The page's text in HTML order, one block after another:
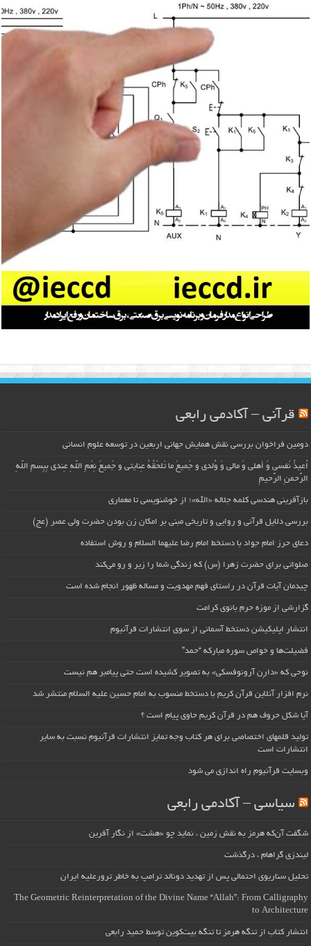
قرآنی – آکادمی رابعی
دومین فراخوان بررسی نقش همایش جهانی اربعین در توسعه علوم انسانی
اُعیذُ نَفسی وَ أهلی وَ مالی وَ وُلدی و جَمیعَ ما تَلحَقُهُ عِنایتی و جَمیعَ نِعَمِ اللّهِ عِندی بِبِسمِ اللّهِ
الرَّحمنِ الرَّحیمِ
بازآفرینی هندسی کلمه جلاله «الله»؛ از خوشنویسی تا معماری
بررسی دلایل قرآنی و روایی و تاریخی مبنی بر امکان زن بودن حضرت ولی عصر (عج)
دعای حرز امام جواد با دستخط امام رضا علیهما السلام و روش استفاده
صلواتی برای حضرت زهرا (س) که زندگی شما را زیر و رو می‌کند
چیدمان آیات قرآن در راستای فهم مهدویت و مساله ظهور انجام شده است
گزارشی از موزه حرم بانوی کرامت
انتشار اپلیکیشن دستخط آسمانی از سوی انتشارات قرآنیوم
فضیلت‌ها و خواص سوره مبارکه “حمد”
نوحی که «دارِن آرونوفسکی» به تصویر کشیده است حتی پیامبر هم نیست
نرم افزار آنلاین قرآن کریم با دستخط منسوب به امام حسین علیه السلام منتشر شد
آیا شکل حروف هم در قرآن کریم حاوی پیام است ؟
تولید قلمهای اختصاصی برای هر کتاب وجه تمایز انتشارات قرآنیوم نسبت به سایر
انتشارات است
وبسایت قرآنیوم راه اندازی می شود
سیاسی – آکادمی رابعی
شگفت آن‌که هرمز به نقش زمین ، نماید چو «هشت» از نگار آفرین
لیندزی گراهام ، درگذشت
تحلیل سناریوی احتمالی پس از تهدید دونالد ترامپ به خاطر ترورعلیه ایران
The Geometric Reinterpretation of the Divine Name “Allah”: From Calligraphy
to Architecture
انتشار کتاب از تنگه هرمز تا تنگه بیت‌کوین توسط حمید رابعی